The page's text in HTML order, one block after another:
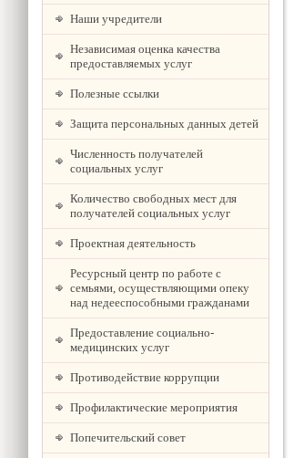
Наши учредители
Независимая оценка качества
предоставляемых услуг
Полезные ссылки
Защита персональных данных детей
Численность получателей
социальных услуг
Количество свободных мест для
получателей социальных услуг
Проектная деятельность
Ресурсный центр по работе с
семьями, осуществляющими опеку
над недееспособными гражданами
Предоставление социально-
медицинских услуг
Противодействие коррупции
Профилактические мероприятия
Попечительский совет